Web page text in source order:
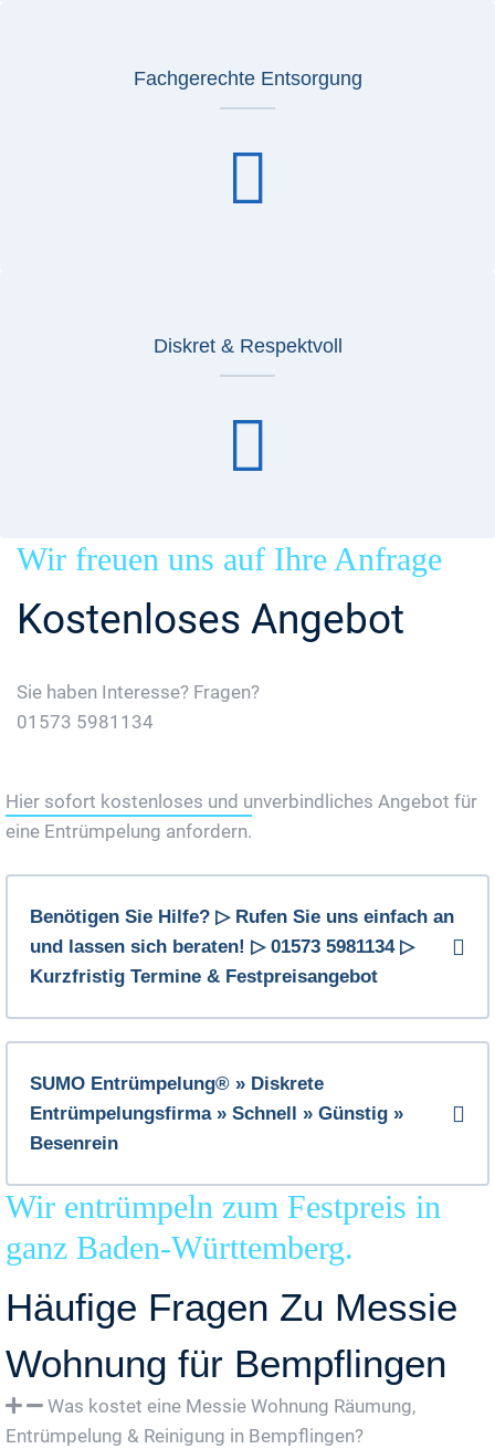
Fachgerechte Entsorgung
Diskret & Respektvoll
Wir freuen uns auf Ihre Anfrage
Kostenloses Angebot
Sie haben Interesse? Fragen?
01573 5981134
Hier sofort kostenloses und unverbindliches Angebot für
eine Entrümpelung anfordern.
Benötigen Sie Hilfe? ▷ Rufen Sie uns einfach an
und lassen sich beraten! ▷ 01573 5981134 ▷
Kurzfristig Termine & Festpreisangebot
SUMO Entrümpelung® » Diskrete
Entrümpelungsfirma » Schnell » Günstig »
Besenrein
Wir entrümpeln zum Festpreis in
ganz Baden-Württemberg.
Häufige Fragen Zu Messie
Wohnung für Bempflingen
Was kostet eine Messie Wohnung Räumung,
Entrümpelung & Reinigung in Bempflingen?